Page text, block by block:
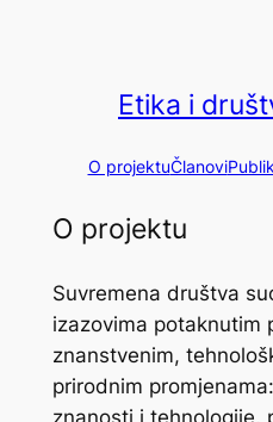
Etika i
O projektuČlanovi
O projektu
Suvremena društva
izazovima potaknutim
znanstvenim,
prirodnim
znanosti i tehnologije,